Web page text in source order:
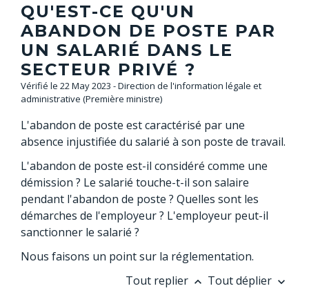
QU'EST-CE QU'UN
ABANDON DE POSTE PAR
UN SALARIÉ DANS LE
SECTEUR PRIVÉ ?
Vérifié le 22 May 2023 - Direction de l'information légale et
administrative (Première ministre)
L'abandon de poste est caractérisé par une
absence injustifiée du salarié à son poste de travail.
L'abandon de poste est-il considéré comme une
démission ? Le salarié touche-t-il son salaire
pendant l'abandon de poste ? Quelles sont les
démarches de l'employeur ? L'employeur peut-il
sanctionner le salarié ?
Nous faisons un point sur la réglementation.
Tout replier keyboard_arrow_up Tout déplier keyboard_arrow_down